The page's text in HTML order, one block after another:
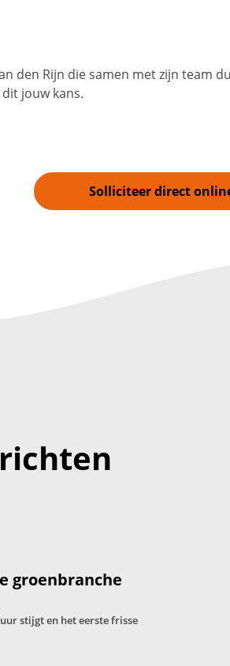
den Rijn die samen met zijn team
jouw kans.
Solliciteer direct
groenbranche
stijgt en het eerste frisse